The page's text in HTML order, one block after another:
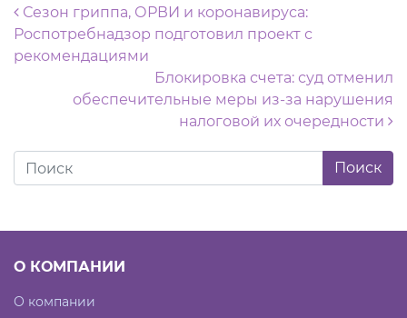
Навигация по записям
Сезон гриппа, ОРВИ и коронавируса:
Роспотребнадзор подготовил проект с
рекомендациями
Блокировка счета: суд отменил
обеспечительные меры из-за нарушения
налоговой их очередности
О КОМПАНИИ
О компании